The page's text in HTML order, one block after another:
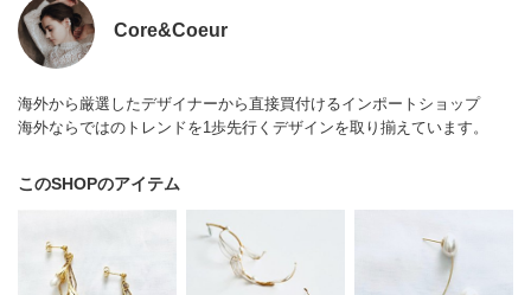
Core&Coeur
海外から厳選したデザイナーから直接買付けるインポートショップ
海外ならではのトレンドを1歩先行くデザインを取り揃えています。
このSHOPのアイテム